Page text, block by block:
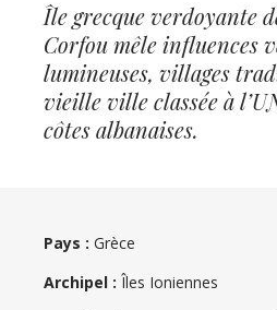
Île grecque verdoyante
Corfou mêle influences
lumineuses, villages
vieille ville classée à
côtes albanaises.
Pays : Grèce
Archipel : Îles Ioniennes